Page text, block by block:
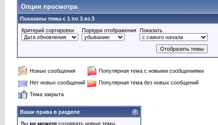
Опции просмотра
Показаны темы с 1 по 3 из 3
Критерий сортировки
Порядок отображения Показать
Новые сообщения
Популярная тема с новыми сообщениями
Нет новых сообщений
Популярная тема без новых сообщений
Тема закрыта
Ваши права в разделе
Вы не можете создавать новые темы